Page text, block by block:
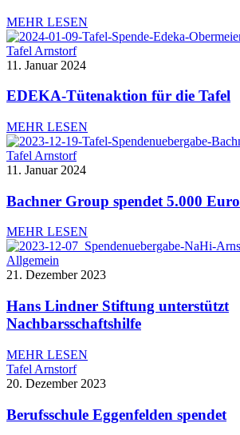
MEHR LESEN
Tafel Arnstorf
11. Januar 2024
EDEKA-Tütenaktion für die Tafel
MEHR LESEN
Tafel Arnstorf
11. Januar 2024
Bachner Group spendet 5.000 Euro
MEHR LESEN
Allgemein
21. Dezember 2023
Hans Lindner Stiftung unterstützt
Nachbarsschaftshilfe
MEHR LESEN
Tafel Arnstorf
20. Dezember 2023
Berufsschule Eggenfelden spendet